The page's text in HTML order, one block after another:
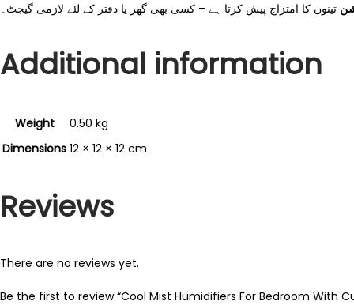
تینوں کا امتزاج پیش کرتا ہے – کسی بھی گھر یا دفتر کے لئے لازمی گیجٹ۔
Additional information
Weight
0.50 kg
Dimensions 12 × 12 × 12 cm
Reviews
There are no reviews yet.
Be the first to review “Cool Mist Humidifiers For Bedroom With